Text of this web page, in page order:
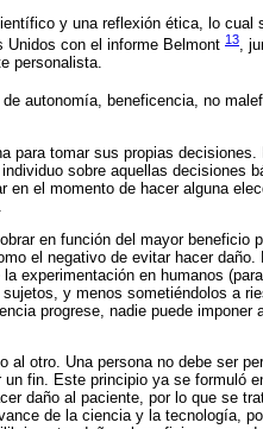
y una reflexión ética, lo cual
con el informe Belmont 13,
personalista.
autonomía, beneficencia, no
para tomar sus propias
sobre aquellas decisiones
el momento de hacer alguna
en función del mayor beneficio
el negativo de evitar hacer daño.
experimentación en humanos
y menos sometiéndolos a
progrese, nadie puede imponer
al otro. Una persona no debe ser
fin. Este principio ya se formuló
daño al paciente, por lo que se
de la ciencia y la tecnología,